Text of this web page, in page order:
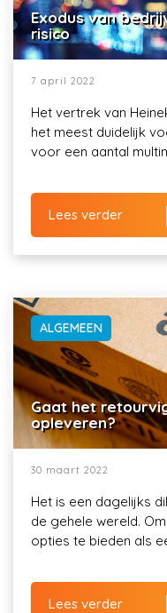
Exodus van
risico
7 april 2022
Het vertrek van
het meest duidelijk
voor een aantal
Lees verder
ALGEMEEN
Gaat het
opleveren?
30 maart 2022
Het is een dagelijks
de gehele wereld.
opties te bieden als
Lees verder